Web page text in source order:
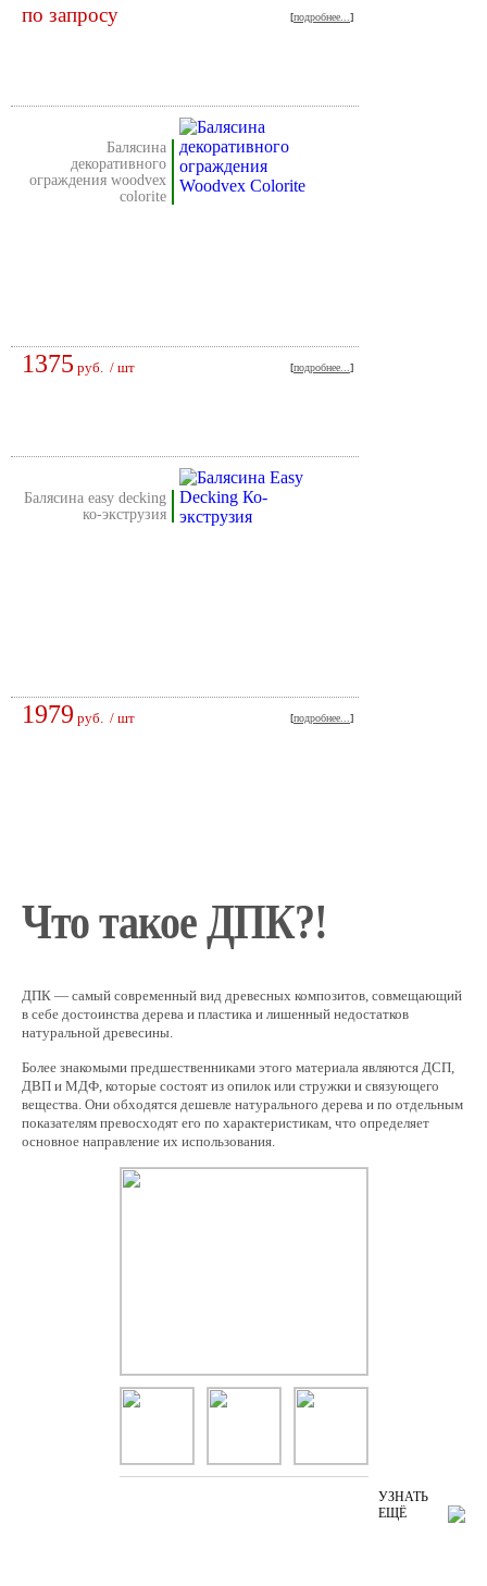
по запросу [подробнее... ]
балясина
декоративного
ограждения woodvex
colorite
1375 руб. / шт [подробнее... ]
балясина easy decking
ко-экструзия
1979 руб. / шт [подробнее... ]
Что такое ДПК?!
ДПК — самый современный вид древесных композитов, совмещающий
в себе достоинства дерева и пластика и лишенный недостатков
натуральной древесины.
Более знакомыми предшественниками этого материала являются ДСП,
ДВП и МДФ, которые состоят из опилок или стружки и связующего
вещества. Они обходятся дешевле натурального дерева и по отдельным
показателям превосходят его по характеристикам, что определяет
основное направление их использования.
УЗНАТЬ
ЕЩЁ